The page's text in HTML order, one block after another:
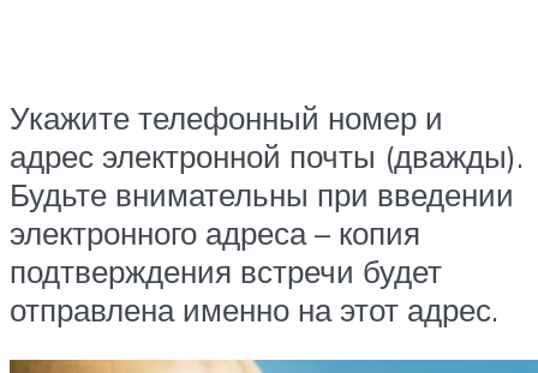
Укажите телефонный номер и
адрес электронной почты (дважды).
Будьте внимательны при введении
электронного адреса – копия
подтверждения встречи будет
отправлена именно на этот адрес.